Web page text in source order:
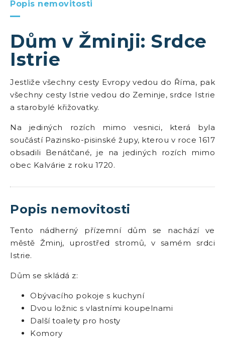
Popis nemovitosti
Dům v Žminji: Srdce
Istrie
Jestliže všechny cesty Evropy vedou do Říma, pak
všechny cesty Istrie vedou do Zeminje, srdce Istrie
a starobylé křižovatky.
Na jediných rozích mimo vesnici, která byla
součástí Pazinsko-pisinské župy, kterou v roce 1617
obsadili Benátčané, je na jediných rozích mimo
obec Kalvárie z roku 1720.
Popis nemovitosti
Tento nádherný přízemní dům se nachází ve
městě Žminj, uprostřed stromů, v samém srdci
Istrie.
Dům se skládá z:
Obývacího pokoje s kuchyní
Dvou ložnic s vlastními koupelnami
Další toalety pro hosty
Komory